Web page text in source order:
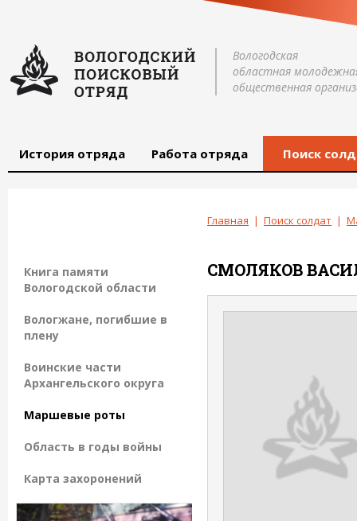
Вологодская
областная
общественная
История отряда Работа отряда Поиск
Главная | Поиск солдат |
СМОЛЯКОВ
Книга памяти
Вологодской области
Вологжане, погибшие в
плену
Воинские части
Архангельского округа
Маршевые роты
Область в годы войны
Карта захоронений